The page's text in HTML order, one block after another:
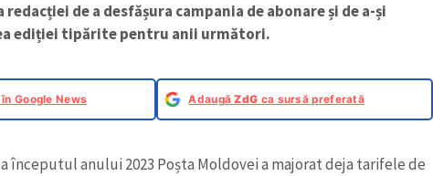
de a desfășura campania de abonare și de a-și
ediției tipărite pentru anii următori.
în Google News AdaugăZdG ca sursă preferată
începutul anului 2023 Poșta Moldovei a majorat deja tarifele de